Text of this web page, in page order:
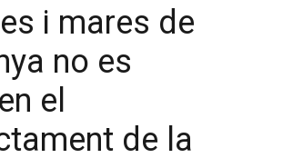
i mares de
no es
el
de la